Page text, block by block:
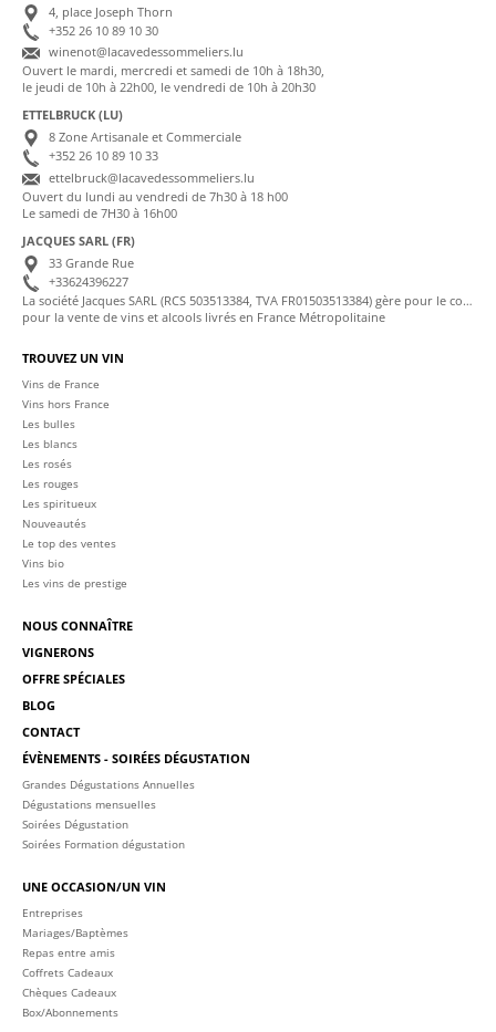
4, place Joseph Thorn
+352 26 10 89 10 30
winenot@lacavedessommeliers.lu
Ouvert le mardi, mercredi et samedi de 10h à 18h30,
le jeudi de 10h à 22h00, le vendredi de 10h à 20h30
ETTELBRUCK (LU)
8 Zone Artisanale et Commerciale
+352 26 10 89 10 33
ettelbruck@lacavedessommeliers.lu
Ouvert du lundi au vendredi de 7h30 à 18 h00
Le samedi de 7H30 à 16h00
JACQUES SARL (FR)
33 Grande Rue
+33624396227
La société Jacques SARL (RCS 503513384, TVA FR01503513384) gère pour le compte de La Cave des Sommeliers les transactions bancaires et la facturation
pour la vente de vins et alcools livrés en France Métropolitaine
TROUVEZ UN VIN
Vins de France
Vins hors France
Les bulles
Les blancs
Les rosés
Les rouges
Les spiritueux
Nouveautés
Le top des ventes
Vins bio
Les vins de prestige
NOUS CONNAÎTRE
VIGNERONS
OFFRE SPÉCIALES
BLOG
CONTACT
ÉVÈNEMENTS - SOIRÉES DÉGUSTATION
Grandes Dégustations Annuelles
Dégustations mensuelles
Soirées Dégustation
Soirées Formation dégustation
UNE OCCASION/UN VIN
Entreprises
Mariages/Baptèmes
Repas entre amis
Coffrets Cadeaux
Chèques Cadeaux
Box/Abonnements